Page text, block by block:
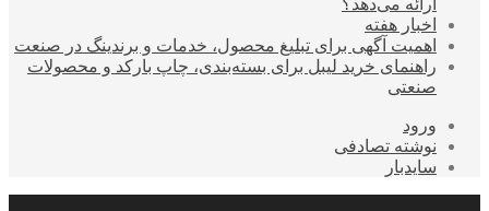
ارائه می‌دهد؟
اخبار هفته
اهمیت آگهی برای تبلیغ محصول، خدمات و برندینگ در صنعت
راهنمای خرید لیبل برای بسته‌بندی، چاپ بارکد و محصولات
صنعتی
ورود
نوشته تصادفی
سایدبار